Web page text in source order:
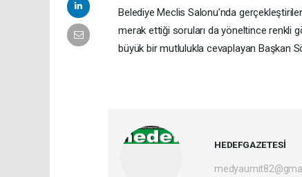
Belediye Meclis Salonu’nda
merak ettiği soruları da yöneltince renkli
büyük bir mutlulukla cevaplayan Başkan
HEDEFGAZETESİ